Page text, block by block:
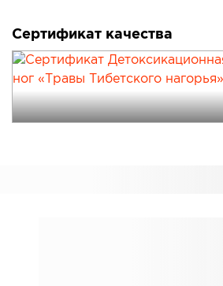
Сертификат качества